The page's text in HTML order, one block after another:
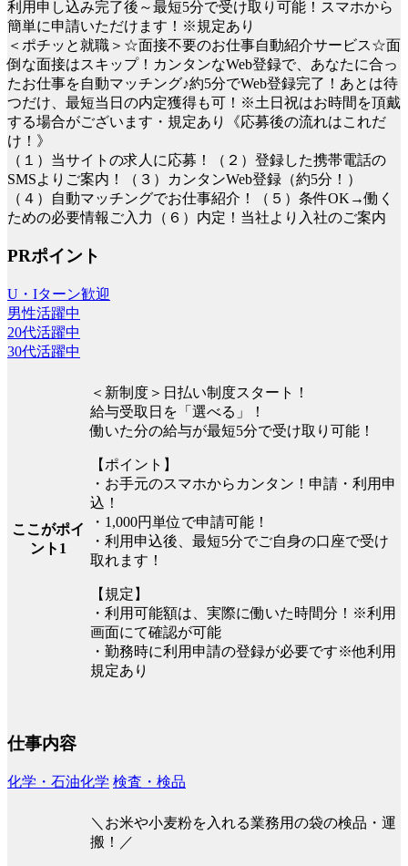
利用申し込み完了後～最短5分で受け取り可能！スマホから
簡単に申請いただけます！※規定あり
＜ポチッと就職＞☆面接不要のお仕事自動紹介サービス☆面
倒な面接はスキップ！カンタンなWeb登録で、あなたに合っ
たお仕事を自動マッチング♪約5分でWeb登録完了！あとは待
つだけ、最短当日の内定獲得も可！※土日祝はお時間を頂戴
する場合がございます・規定あり《応募後の流れはこれだ
け！》
（１）当サイトの求人に応募！（２）登録した携帯電話の
SMSよりご案内！（３）カンタンWeb登録（約5分！）
（４）自動マッチングでお仕事紹介！（５）条件OK→働く
ための必要情報ご入力（６）内定！当社より入社のご案内
PRポイント
U・Iターン歓迎
男性活躍中
20代活躍中
30代活躍中
ここがポイ
ント1
＜新制度＞日払い制度スタート！
給与受取日を「選べる」！
働いた分の給与が最短5分で受け取り可能！
【ポイント】
・お手元のスマホからカンタン！申請・利用申
込！
・1,000円単位で申請可能！
・利用申込後、最短5分でご自身の口座で受け
取れます！
【規定】
・利用可能額は、実際に働いた時間分！※利用
画面にて確認が可能
・勤務時に利用申請の登録が必要です※他利用
規定あり
仕事内容
化学・石油化学 検査・検品
＼お米や小麦粉を入れる業務用の袋の検品・運
搬！／